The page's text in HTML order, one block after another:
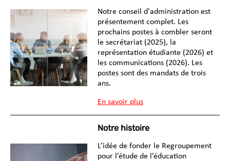
Notre conseil d'administration est
présentement complet. Les
prochains postes à combler seront
le secrétariat (2025), la
représentation étudiante (2026) et
les communications (2026). Les
postes sont des mandats de trois
ans.
En savoir plus
Notre histoire
L’idée de fonder le Regroupement
pour l’étude de l’éducation